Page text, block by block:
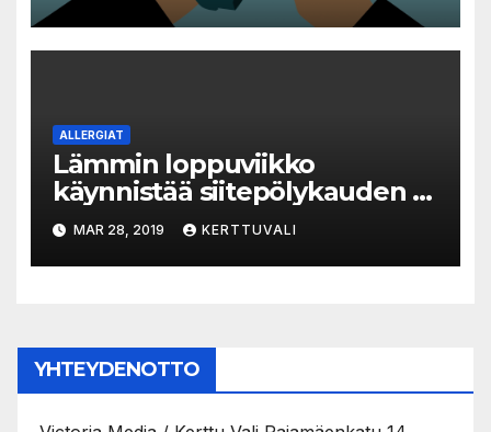
ALLERGIAT
Lämmin loppuviikko
käynnistää siitepölykauden –
allergialääkkeet kannattaa
hankkia nyt
MAR 28, 2019 KERTTUVALI
YHTEYDENOTTO